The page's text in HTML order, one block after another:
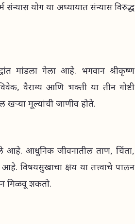
योग या अध्यायात संन्यास विरुद्ध
मांडला गेला आहे. भगवान श्रीकृष्ण
वैराग्य आणि भक्ती या तीन गोष्टी
मूल्यांची जाणीव होते.
आहे. आधुनिक जीवनातील ताण, चिंता,
विषयसुखाचा क्षय या तत्त्वाचे पालन
मिळवू शकतो.